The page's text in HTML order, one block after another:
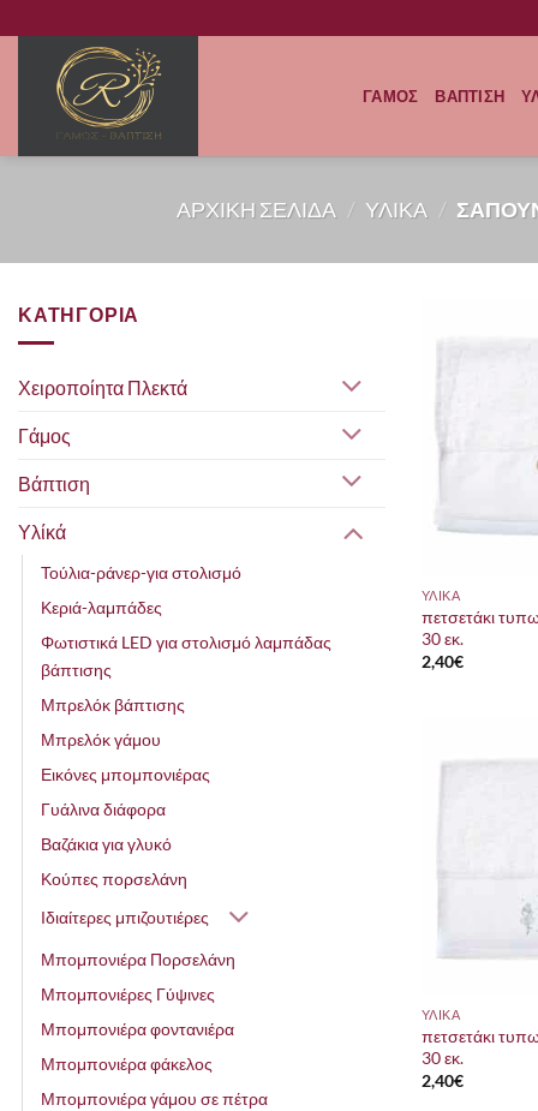
στο
περιεχόμενο
ΓΑΜΟΣ ΒΑΠΤΙΣΗ
ΑΡΧΙΚΗ ΣΕΛΙΔΑ / ΥΛΙΚΑ /
ΚΑΤΗΓΟΡΙΑ
Χειροποίητα Πλεκτά
Γάμος
Βάπτιση
Υλίκά
Τούλια-ράνερ-για στολισμό
Κεριά-λαμπάδες
Φωτιστικά LED για στολισμό λαμπάδας
βάπτισης
Μπρελόκ βάπτισης
Μπρελόκ γάμου
Εικόνες μπομπονιέρας
Γυάλινα διάφορα
Βαζάκια για γλυκό
Κούπες πορσελάνη
Ιδιαίτερες μπιζουτιέρες
Μπομπονιέρα Πορσελάνη
Μπομπονιέρες Γύψινες
Μπομπονιέρα φοντανιέρα
Μπομπονιέρα φάκελος
Μπομπονιέρα γάμου σε πέτρα
ΥΛΙΚΑ
πετσετάκι
30 εκ.
2,40€
ΥΛΙΚΑ
πετσετάκι
30 εκ.
2,40€